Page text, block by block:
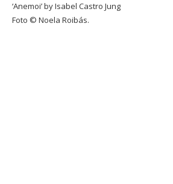
‘Anemoi’ by Isabel Castro Jung
Foto © Noela Roibás.